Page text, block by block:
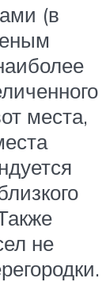
(в
места,
не